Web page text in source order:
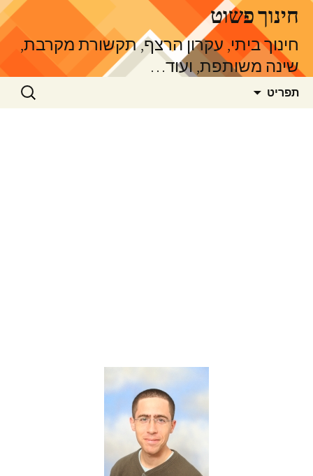
לדלג
לתוכןחינוך פשוט
חינוך ביתי, עקרון הרצף, תקשורת מקרבת,
שינה משותפת, ועוד…
תפריט חיפוש: